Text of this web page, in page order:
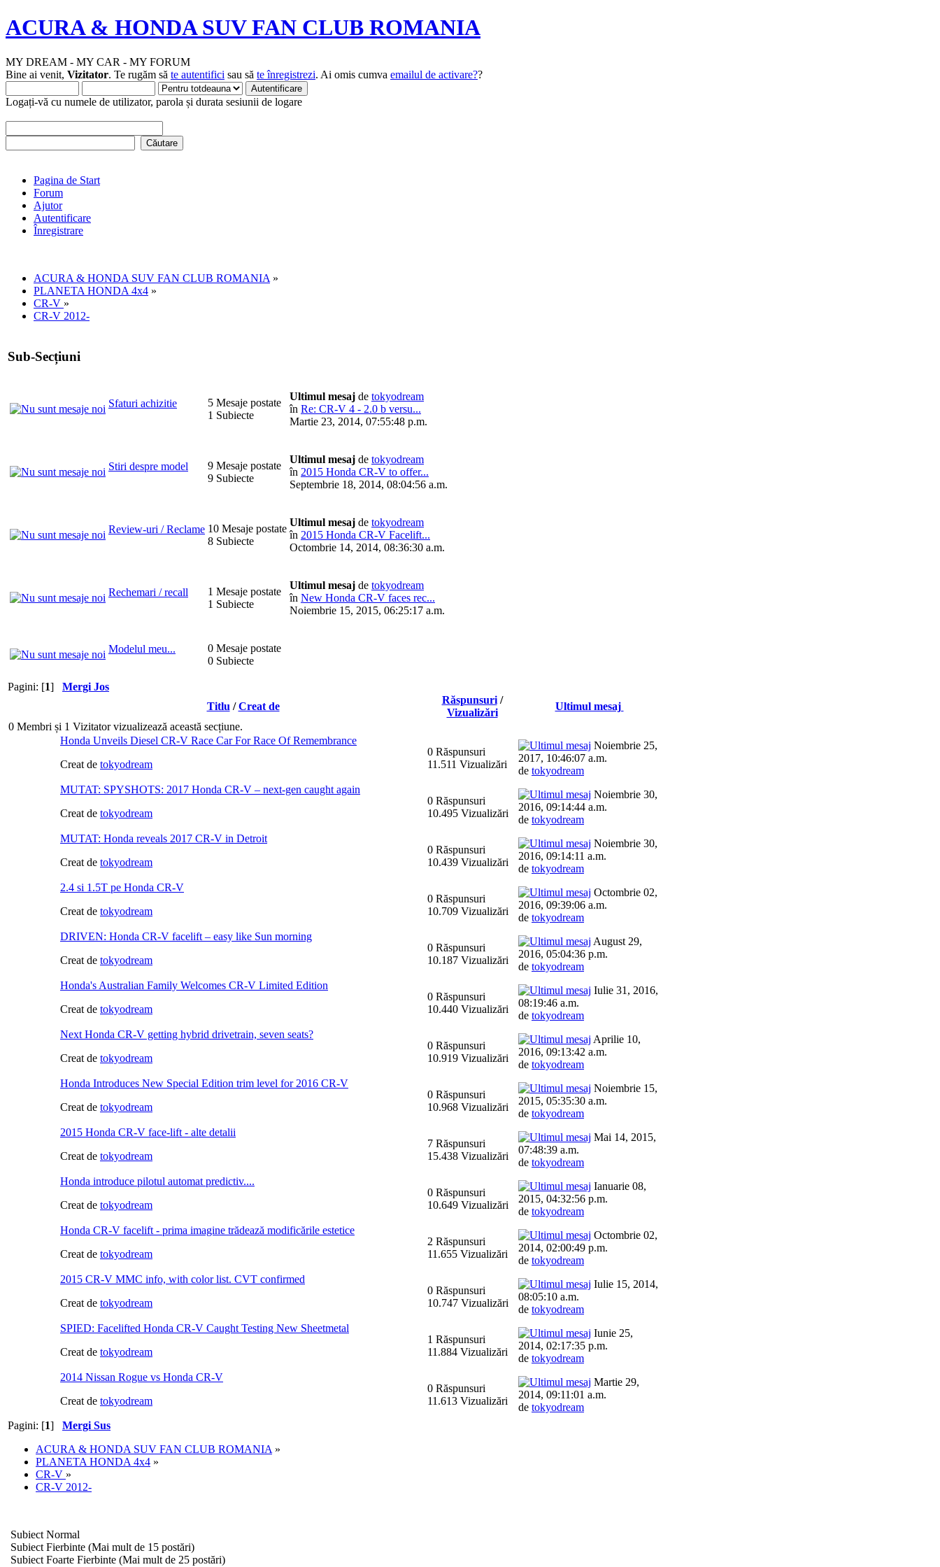
ACURA & HONDA SUV FAN CLUB ROMANIA
MY DREAM - MY CAR - MY FORUM
Bine ai venit, Vizitator. Te rugăm să te autentifici sau să te înregistrezi. Ai omis cumva emailul de activare??
Logați-vă cu numele de utilizator, parola și durata sesiunii de logare
Pagina de Start
Forum
Ajutor
Autentificare
Înregistrare
ACURA & HONDA SUV FAN CLUB ROMANIA »
PLANETA HONDA 4x4 »
CR-V »
CR-V 2012-
Sub-Secțiuni
Sfaturi achizitie
5 Mesaje postate
1 Subiecte
Ultimul mesaj de tokyodream
în Re: CR-V 4 - 2.0 b versu...
Martie 23, 2014, 07:55:48 p.m.
Stiri despre model
9 Mesaje postate
9 Subiecte
Ultimul mesaj de tokyodream
în 2015 Honda CR-V to offer...
Septembrie 18, 2014, 08:04:56 a.m.
Review-uri / Reclame 10 Mesaje postate
8 Subiecte
Ultimul mesaj de tokyodream
în 2015 Honda CR-V Facelift...
Octombrie 14, 2014, 08:36:30 a.m.
Rechemari / recall
1 Mesaje postate
1 Subiecte
Ultimul mesaj de tokyodream
în New Honda CR-V faces rec...
Noiembrie 15, 2015, 06:25:17 a.m.
Modelul meu...
0 Mesaje postate
0 Subiecte
Pagini: [1] Mergi Jos
Titlu /Creat de
Răspunsuri/
Vizualizări
Ultimul mesaj
0 Membri și 1 Vizitator vizualizează această secțiune.
Honda Unveils Diesel CR-V Race Car For Race Of Remembrance
Creat de tokyodream
0 Răspunsuri
11.511 Vizualizări
Noiembrie 25,
2017, 10:46:07 a.m.
de tokyodream
MUTAT: SPYSHOTS: 2017 Honda CR-V – next-gen caught again
Creat de tokyodream
0 Răspunsuri
10.495 Vizualizări
Noiembrie 30,
2016, 09:14:44 a.m.
de tokyodream
MUTAT: Honda reveals 2017 CR-V in Detroit
Creat de tokyodream
0 Răspunsuri
10.439 Vizualizări
Noiembrie 30,
2016, 09:14:11 a.m.
de tokyodream
2.4 si 1.5T pe Honda CR-V
Creat de tokyodream
0 Răspunsuri
10.709 Vizualizări
Octombrie 02,
2016, 09:39:06 a.m.
de tokyodream
DRIVEN: Honda CR-V facelift – easy like Sun morning
Creat de tokyodream
0 Răspunsuri
10.187 Vizualizări
August 29,
2016, 05:04:36 p.m.
de tokyodream
Honda's Australian Family Welcomes CR-V Limited Edition
Creat de tokyodream
0 Răspunsuri
10.440 Vizualizări
Iulie 31, 2016,
08:19:46 a.m.
de tokyodream
Next Honda CR-V getting hybrid drivetrain, seven seats?
Creat de tokyodream
0 Răspunsuri
10.919 Vizualizări
Aprilie 10,
2016, 09:13:42 a.m.
de tokyodream
Honda Introduces New Special Edition trim level for 2016 CR-V
Creat de tokyodream
0 Răspunsuri
10.968 Vizualizări
Noiembrie 15,
2015, 05:35:30 a.m.
de tokyodream
2015 Honda CR-V face-lift - alte detalii
Creat de tokyodream
7 Răspunsuri
15.438 Vizualizări
Mai 14, 2015,
07:48:39 a.m.
de tokyodream
Honda introduce pilotul automat predictiv....
Creat de tokyodream
0 Răspunsuri
10.649 Vizualizări
Ianuarie 08,
2015, 04:32:56 p.m.
de tokyodream
Honda CR-V facelift - prima imagine trădează modificările estetice
Creat de tokyodream
2 Răspunsuri
11.655 Vizualizări
Octombrie 02,
2014, 02:00:49 p.m.
de tokyodream
2015 CR-V MMC info, with color list. CVT confirmed
Creat de tokyodream
0 Răspunsuri
10.747 Vizualizări
Iulie 15, 2014,
08:05:10 a.m.
de tokyodream
SPIED: Facelifted Honda CR-V Caught Testing New Sheetmetal
Creat de tokyodream
1 Răspunsuri
11.884 Vizualizări
Iunie 25,
2014, 02:17:35 p.m.
de tokyodream
2014 Nissan Rogue vs Honda CR-V
Creat de tokyodream
0 Răspunsuri
11.613 Vizualizări
Martie 29,
2014, 09:11:01 a.m.
de tokyodream
Pagini: [1] Mergi Sus
ACURA & HONDA SUV FAN CLUB ROMANIA »
PLANETA HONDA 4x4 »
CR-V »
CR-V 2012-
Subiect Normal
Subiect Fierbinte (Mai mult de 15 postări)
Subiect Foarte Fierbinte (Mai mult de 25 postări)